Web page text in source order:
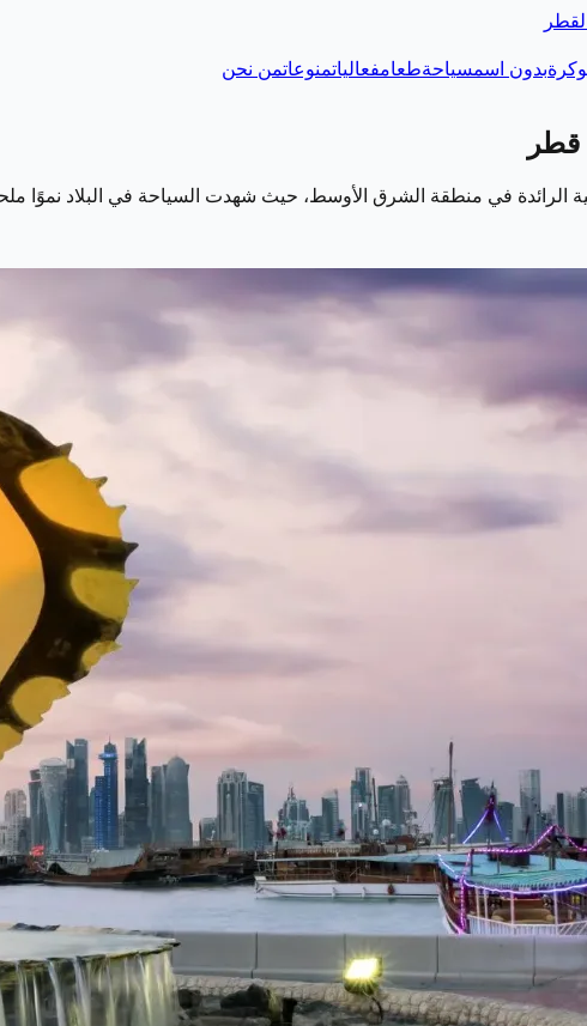
بدون اسمسياحةطعامفعالياتمنوعاتمن نحن
قطر
الرائدة في منطقة الشرق الأوسط، حيث شهدت السياحة في البلاد نموًا